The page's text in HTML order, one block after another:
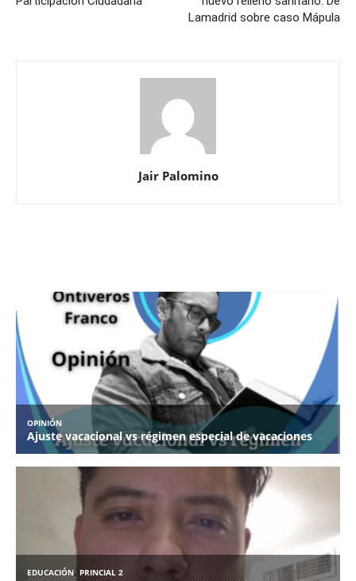
Lamadrid sobre caso Mápula
Jair Palomino